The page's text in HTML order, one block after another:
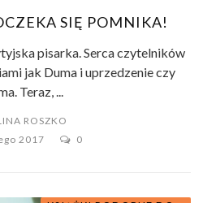
SIĘ POMNIKA!
pisarka. Serca czytelników
jak Duma i uprzedzenie czy
Teraz, ...
ROSZKO
2017
0